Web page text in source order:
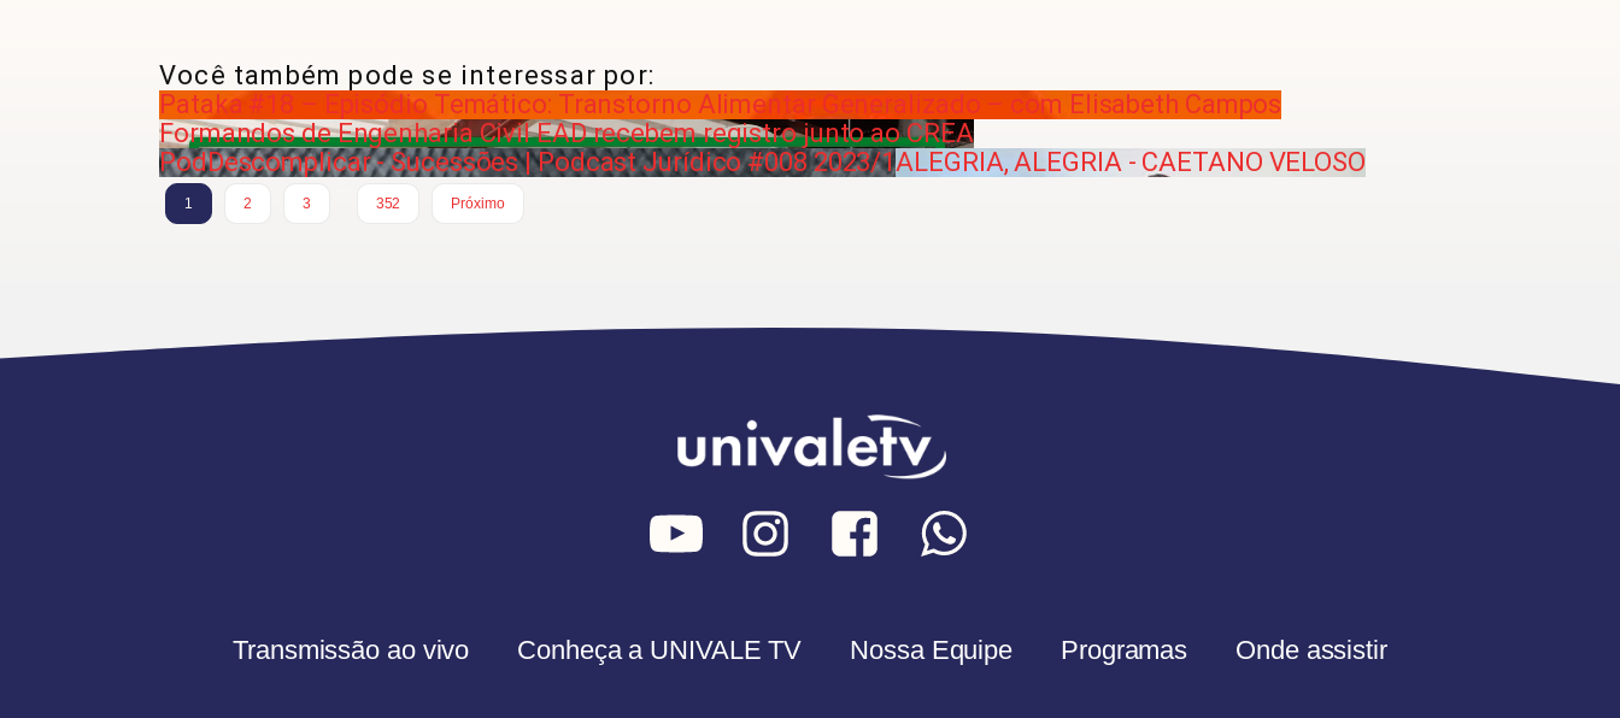
Você também pode se interessar por:
Pataka #18 – Episódio Temático: Transtorno Alimentar Generalizado – com Elisabeth Campos
Formandos de Engenharia Civil EAD recebem registro junto ao CREA
PodDescomplicar - Sucessões | Podcast Jurídico #008 2023/1ALEGRIA, ALEGRIA - CAETANO VELOSO
1 2 3
352
Próximo
Transmissão ao vivo Conheça a UNIVALE TV Nossa Equipe Programas Onde assistir